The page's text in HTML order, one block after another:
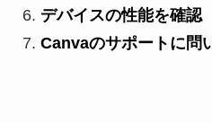
デバイスの性能を確認
Canvaのサポートに問